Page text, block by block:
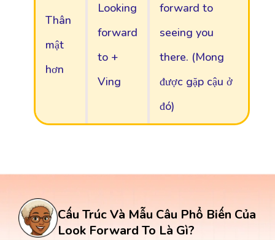
Thân
mật
hơn
Looking
forward
to +
Ving
forward to
seeing you
there. (Mong
được gặp cậu ở
đó)
Cấu Trúc Và Mẫu Câu Phổ Biến Của
Look Forward To Là Gì?